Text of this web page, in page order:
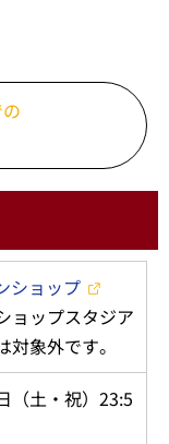
ショップ
ョップスタジア
象外です。
（土・祝）23:5